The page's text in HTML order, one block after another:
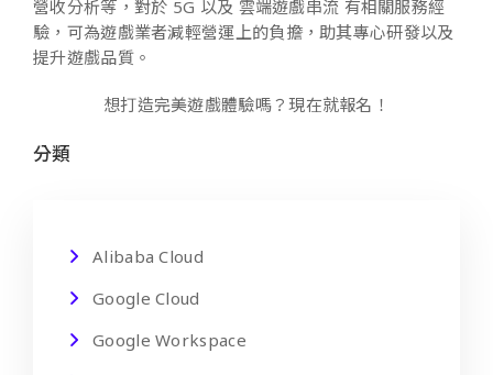
營收分析等，對於 5G 以及 雲端遊戲串流 有相關服務經
驗，可為遊戲業者減輕營運上的負擔，助其專心研發以及
提升遊戲品質。
想打造完美遊戲體驗嗎？現在就報名！
分類
Alibaba Cloud
Google Cloud
Google Workspace